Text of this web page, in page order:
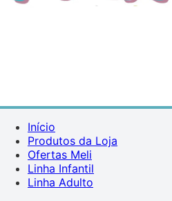
Início
Produtos da Loja
Ofertas Meli
Linha Infantil
Linha Adulto